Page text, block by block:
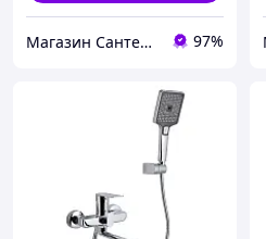
Магазин Сантехнік 97%